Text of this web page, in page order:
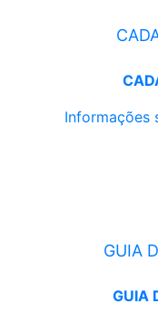
Informações
GUIA
GUIA